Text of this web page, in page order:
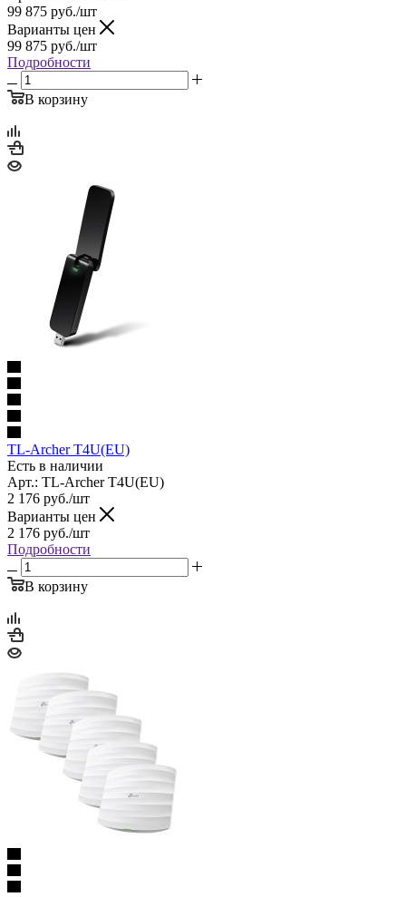
99 875 руб./шт
Варианты цен
99 875 руб./шт
Подробности
В корзину
TL-Archer T4U(EU)
Есть в наличии
Арт.: TL-Archer T4U(EU)
2 176 руб./шт
Варианты цен
2 176 руб./шт
Подробности
В корзину